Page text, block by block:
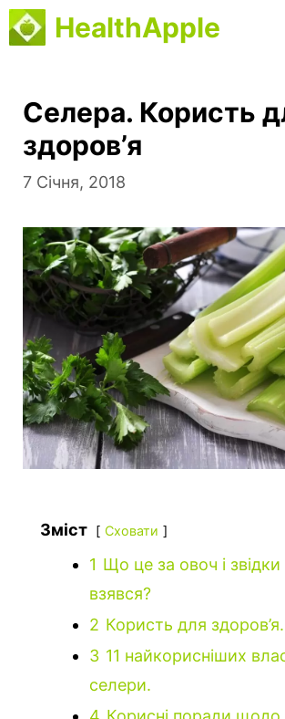
Перейти
до
HealthApple
Селера. Користь
здоров’я
7 Січня, 2018
Зміст Сховати
1 Що це за овоч і звідки
взявся?
2 Користь для здоров’я.
3 11 найкорисніших
селери.